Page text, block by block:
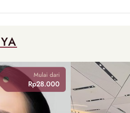
Mulai dari
Rp28.000